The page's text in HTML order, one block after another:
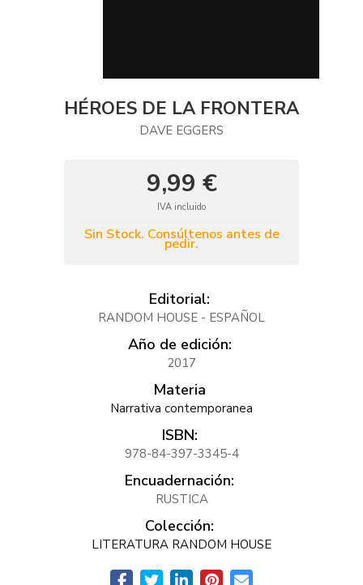
HÉROES DE LA FRONTERA
DAVE EGGERS
9,99 €
IVA incluido
Sin Stock. Consúltenos antes de
pedir.
Editorial:
RANDOM HOUSE - ESPAÑOL
Año de edición:
2017
Materia
Narrativa contemporanea
ISBN:
978-84-397-3345-4
Encuadernación:
RUSTICA
Colección:
LITERATURA RANDOM HOUSE